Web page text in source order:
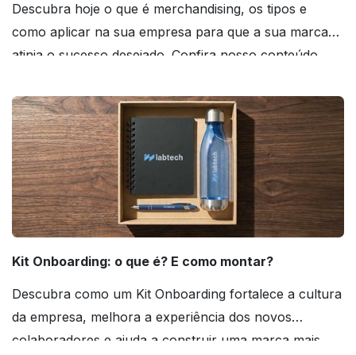
Descubra hoje o que é merchandising, os tipos e
como aplicar na sua empresa para que a sua marca
atinja o sucesso desejado. Confira nosso conteúdo
Kit Onboarding: o que é? E como montar?
Descubra como um Kit Onboarding fortalece a cultura
da empresa, melhora a experiência dos novos
colaboradores e ajuda a construir uma marca mais